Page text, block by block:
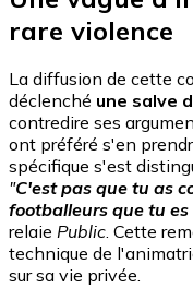
rare violence
La diffusion de cette
déclenché une salve
contredire ses
ont préféré s'en
spécifique s'est
"C'est pas que tu as
footballeurs que tu
relaie Public. Cette
technique de
sur sa vie privée.